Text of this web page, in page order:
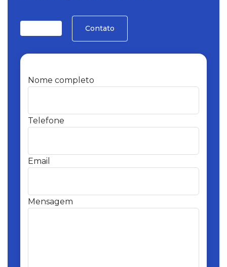
Contato
Nome completo
Telefone
Email
Mensagem